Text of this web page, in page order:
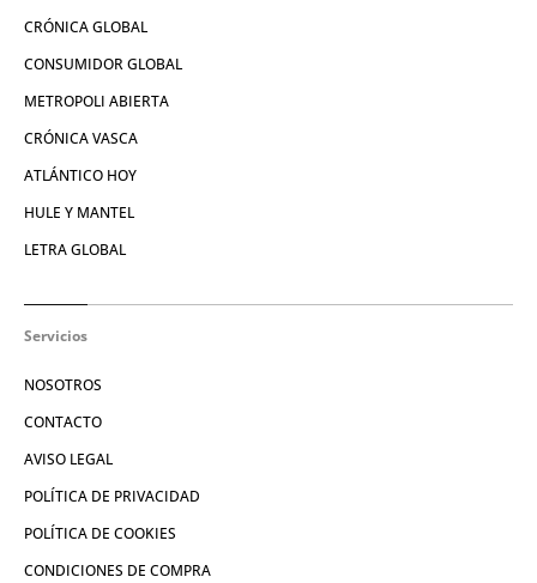
CRÓNICA GLOBAL
CONSUMIDOR GLOBAL
METROPOLI ABIERTA
CRÓNICA VASCA
ATLÁNTICO HOY
HULE Y MANTEL
LETRA GLOBAL
Servicios
NOSOTROS
CONTACTO
AVISO LEGAL
POLÍTICA DE PRIVACIDAD
POLÍTICA DE COOKIES
CONDICIONES DE COMPRA